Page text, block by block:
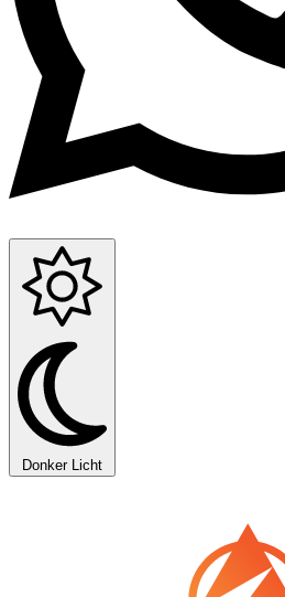
Donker Licht